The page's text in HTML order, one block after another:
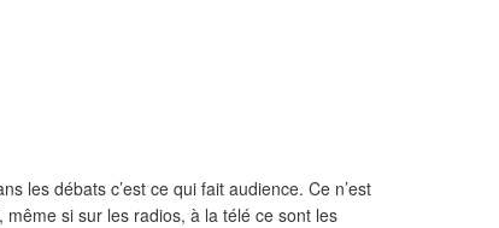
les débats c’est ce qui fait audience. Ce n’est
si sur les radios, à la télé ce sont les